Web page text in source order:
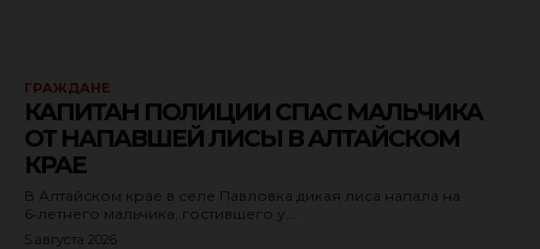
ГРАЖДАНЕ
КАПИТАН ПОЛИЦИИ СПАС МАЛЬЧИКА
ОТ НАПАВШЕЙ ЛИСЫ В АЛТАЙСКОМ
КРАЕ
В Алтайском крае в селе Павловка дикая лиса напала на
6‑летнего мальчика, гостившего у...
5 августа 2026